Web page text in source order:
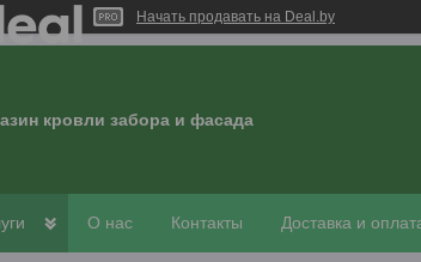
Начать продавать на Deal.by
кровли забора и фасада
О нас Контакты Доставка и